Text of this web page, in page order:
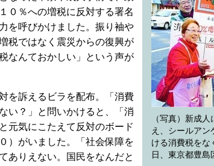
（写真）新成
え、シールアン
ける消費税をな
日、東京都豊島
０％への増税に反対する署名
を呼びかけました。振り袖や
税ではなく震災からの復興が
なんておかしい」という声が
を訴えるビラを配布。「消費
い？」と問いかけると、「消
元気にこたえて反対のボード
）がいました。「社会保障を
ありえない。国民をなんだと